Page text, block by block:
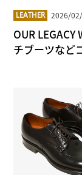
LEATHER 2026/
OUR
チブーツなど